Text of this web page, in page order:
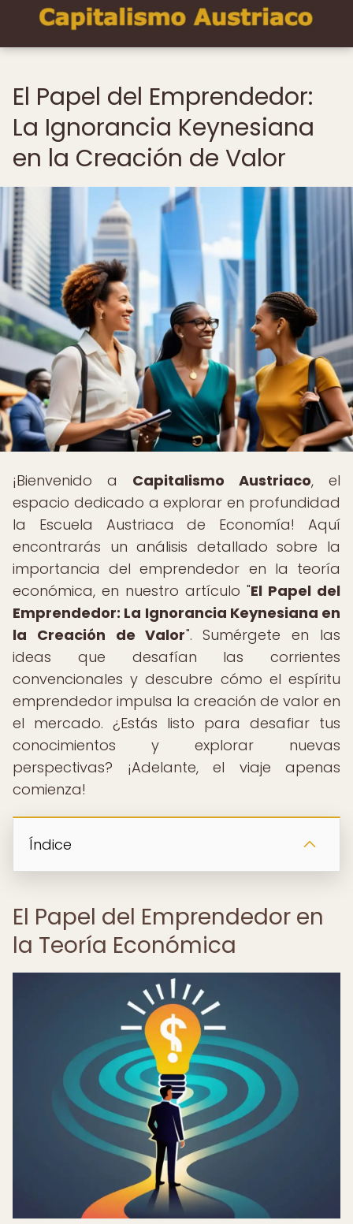
El Papel del Emprendedor:
La Ignorancia Keynesiana
en la Creación de Valor
¡Bienvenido a Capitalismo Austriaco, el
espacio dedicado a explorar en profundidad
la Escuela Austriaca de Economía! Aquí
encontrarás un análisis detallado sobre la
importancia del emprendedor en la teoría
económica, en nuestro artículo "El Papel del
Emprendedor: La Ignorancia Keynesiana en
la Creación de Valor". Sumérgete en las
ideas que desafían las corrientes
convencionales y descubre cómo el espíritu
emprendedor impulsa la creación de valor en
el mercado. ¿Estás listo para desafiar tus
conocimientos y explorar nuevas
perspectivas? ¡Adelante, el viaje apenas
comienza!
Índice
El Papel del Emprendedor en
la Teoría Económica